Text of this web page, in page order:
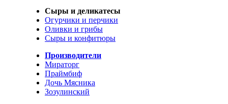
Сыры и деликатесы
Огурчики и перчики
Оливки и грибы
Сыры и конфитюры
Производители
Мираторг
Праймбиф
Дочь Мясника
Зозулинский